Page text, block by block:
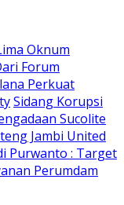
Oknum
Forum
Perkuat
Sidang Korupsi
Sucolite
Jambi United
Purwanto : Target
Perumdam